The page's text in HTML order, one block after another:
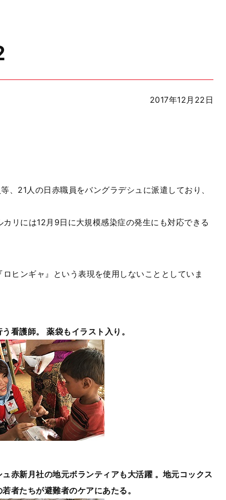
2017年12月22日
21人の日赤職員をバングラデシュに派遣しており、
リには12月9日に大規模感染症の発生にも対応できる
ヒンギャ』という表現を使用しないこととしていま
看護師。 薬袋もイラスト入り。
赤新月社の地元ボランティアも大活躍 。地元コックス
者たちが避難者のケアにあたる。